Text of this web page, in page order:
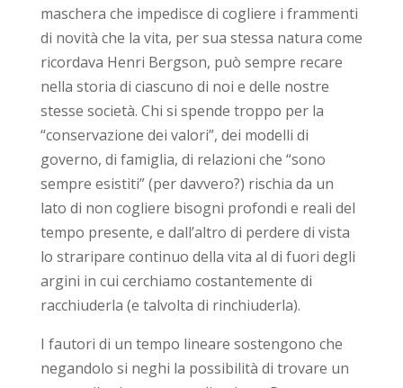
maschera che impedisce di cogliere i frammenti
di novità che la vita, per sua stessa natura come
ricordava Henri Bergson, può sempre recare
nella storia di ciascuno di noi e delle nostre
stesse società. Chi si spende troppo per la
“conservazione dei valori”, dei modelli di
governo, di famiglia, di relazioni che “sono
sempre esistiti” (per davvero?) rischia da un
lato di non cogliere bisogni profondi e reali del
tempo presente, e dall’altro di perdere di vista
lo straripare continuo della vita al di fuori degli
argini in cui cerchiamo costantemente di
racchiuderla (e talvolta di rinchiuderla).
I fautori di un tempo lineare sostengono che
negandolo si neghi la possibilità di trovare un